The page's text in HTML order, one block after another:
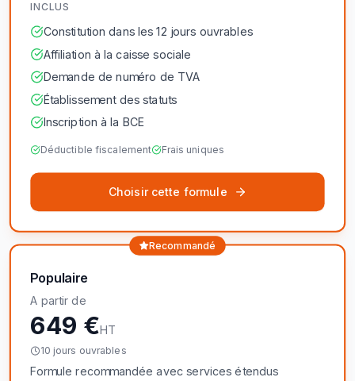
INCLUS
Constitution dans les 12 jours ouvrables
Affiliation à la caisse sociale
Demande de numéro de TVA
Établissement des statuts
Inscription à la BCE
Déductible fiscalement Frais uniques
Choisir cette formule
Recommandé
Populaire
A partir de
649 €HT
10 jours ouvrables
Formule recommandée avec services étendus